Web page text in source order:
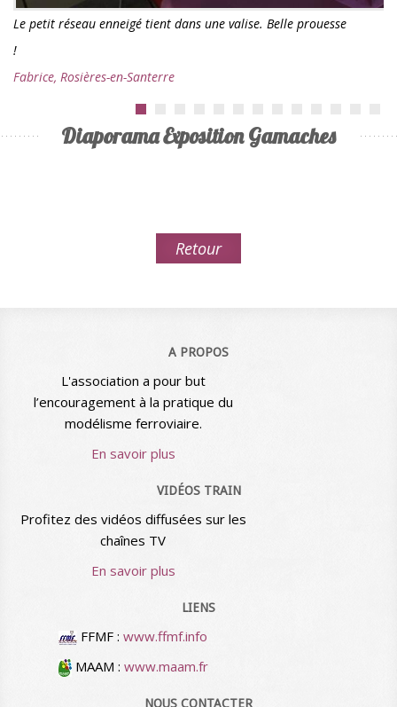
Le petit réseau enneigé tient dans une valise. Belle prouesse
!
Fabrice, Rosières-en-Santerre
Diaporama Exposition Gamaches
Retour
A PROPOS
L'association a pour but
l’encouragement à la pratique du
modélisme ferroviaire.
En savoir plus
VIDÉOS TRAIN
Profitez des vidéos diffusées sur les
chaînes TV
En savoir plus
LIENS
FFMF : www.ffmf.info
MAAM : www.maam.fr
NOUS CONTACTER